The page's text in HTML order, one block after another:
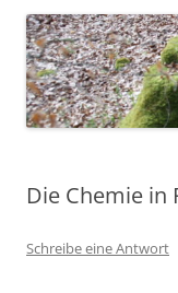
Die Chemie in
Schreibe eine Antwort